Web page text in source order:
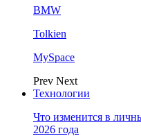
BMW
Tolkien
MySpace
Prev Next
Технологии
Что изменится в
2026 года